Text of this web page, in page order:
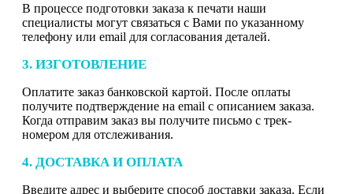
В процессе подготовки заказа к печати наши
специалисты могут связаться с Вами по указанному
телефону или email для согласования деталей.
3. ИЗГОТОВЛЕНИЕ
Оплатите заказ банковской картой. После оплаты
получите подтверждение на email с описанием заказа.
Когда отправим заказ вы получите письмо с трек-
номером для отслеживания.
4. ДОСТАВКА И ОПЛАТА
Введите адрес и выберите способ доставки заказа. Если